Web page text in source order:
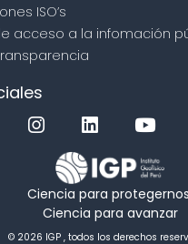
ISO’s
acceso a la infomación
Ciencia para
Ciencia para avanzar
© 2026 IGP , todos los derechos